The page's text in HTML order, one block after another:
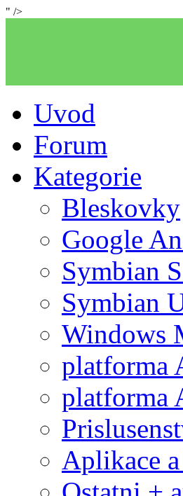
" />
Uvod
Forum
Kategorie
Bleskovky
Google
Symbian
Symbian
Windows
platforma
platforma
Aplikace